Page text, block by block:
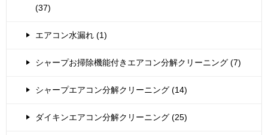
(37)
エアコン水漏れ (1)
シャープお掃除機能付きエアコン分解クリーニング (7)
シャープエアコン分解クリーニング (14)
ダイキンエアコン分解クリーニング (25)